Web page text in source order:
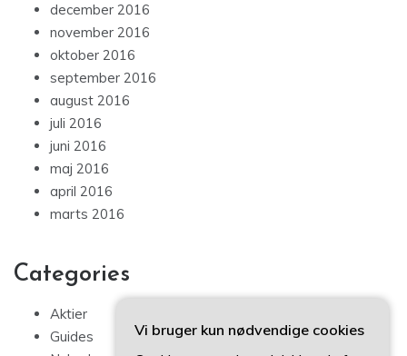
december 2016
november 2016
oktober 2016
september 2016
august 2016
juli 2016
juni 2016
maj 2016
april 2016
marts 2016
Categories
Aktier
Guides
Vi bruger kun nødvendige cookies